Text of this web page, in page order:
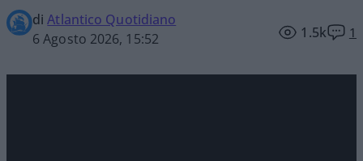
diAtlantico Quotidiano
6 Agosto 2026, 15:52
1.5k 1